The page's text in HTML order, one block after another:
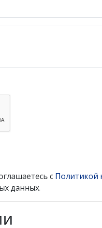
с Политикой
данных.